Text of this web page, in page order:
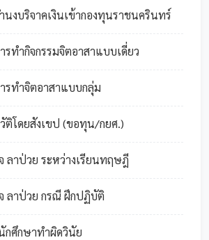
นงบริจาคเงินเข้ากองทุนราชนครินทร์
รทำกิจกรรมจิตอาสาแบบเดี่ยว
รทำจิตอาสาแบบกลุ่ม
โดยสังเขป (ขอทุน/กยศ.)
ลาป่วย ระหว่างเรียนทฤษฎี
ลาป่วย กรณี ฝึกปฏิบัติ
ศึกษาทำผิดวินัย